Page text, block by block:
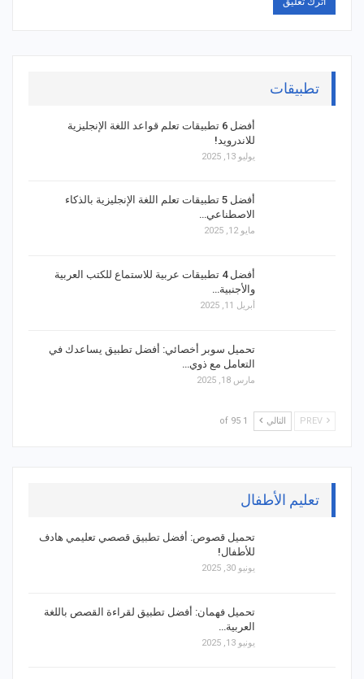
تطبيقات
أفضل 6 تطبيقات تعلم قواعد اللغة الإنجليزية
للاندرويد!
يوليو 13, 2025
أفضل 5 تطبيقات تعلم اللغة الإنجليزية بالذكاء
الاصطناعي…
مايو 12, 2025
أفضل 4 تطبيقات عربية للاستماع للكتب العربية
والأجنبية…
أبريل 11, 2025
تحميل سوبر أخصائي: أفضل تطبيق يساعدك في
التعامل مع ذوي…
مارس 18, 2025
التالي 1 of 95
تعليم الأطفال
تحميل قصوص: أفضل تطبيق قصصي تعليمي هادف
للأطفال!
يونيو 30, 2025
تحميل فهمان: أفضل تطبيق لقراءة القصص باللغة
العربية…
يونيو 13, 2025